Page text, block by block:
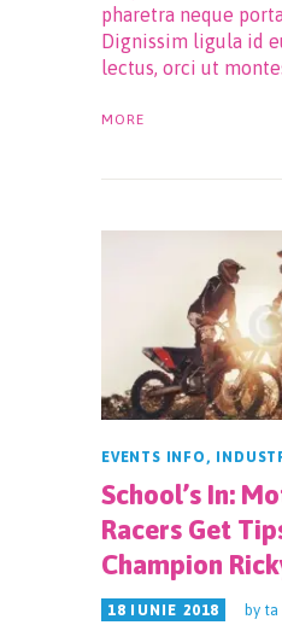
pharetra neque
Dignissim ligula id
lectus, orci ut
MORE
EVENTS INFO ,
School’s In:
Racers Get
Champion
18 IUNIE 2018 by ta